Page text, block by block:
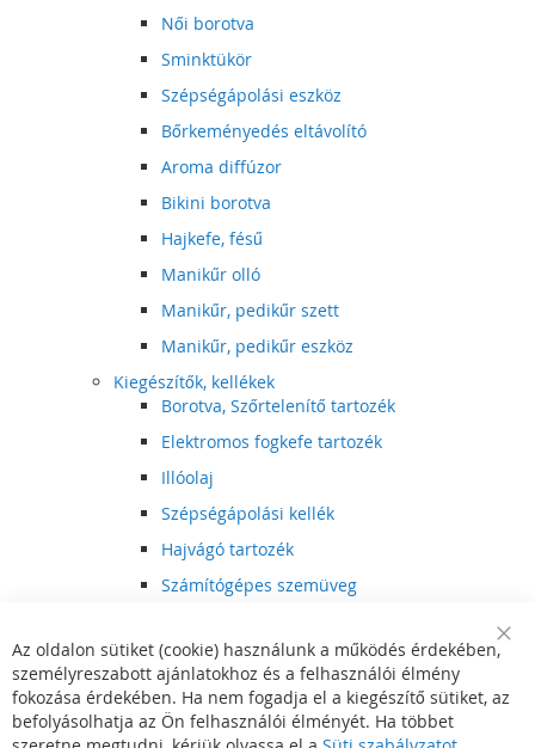
Női borotva
Sminktükör
Szépségápolási eszköz
Bőrkeményedés eltávolító
Aroma diffúzor
Bikini borotva
Hajkefe, fésű
Manikűr olló
Manikűr, pedikűr szett
Manikűr, pedikűr eszköz
Kiegészítők, kellékek
Borotva, Szőrtelenítő tartozék
Elektromos fogkefe tartozék
Illóolaj
Szépségápolási kellék
Hajvágó tartozék
Számítógépes szemüveg
Hajvágó kiegészítő
Szórakoztató elektronika
Multimédia
DVD, BluRay lejátszó
Bar
Az oldalon sütiket (cookie) használunk a működés érdekében,
személyreszabott ajánlatokhoz és a felhasználói élmény
fokozása érdekében. Ha nem fogadja el a kiegészítő sütiket, az
befolyásolhatja az Ön felhasználói élményét. Ha többet